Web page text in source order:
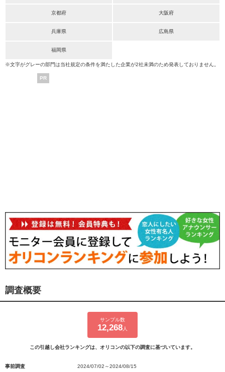
京都府 大阪府
兵庫県 広島県
福岡県
※文字がグレーの部門は当社規定の条件を満たした企業が2社未満のため発表しておりません。
PR
調査概要
サンプル数
12,268 人
この引越し会社ランキングは、オリコンの以下の調査に基づいています。
事前調査
2024/07/02～2024/08/15